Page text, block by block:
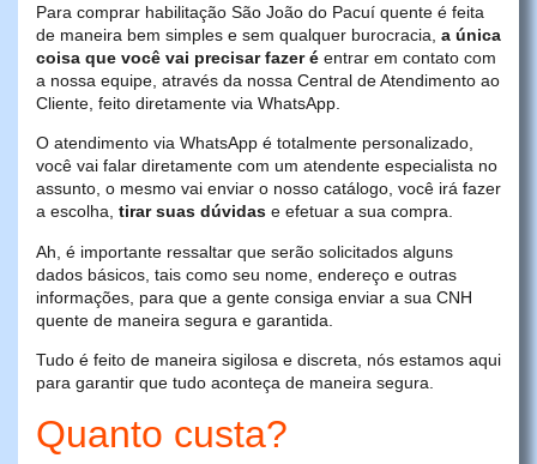
Para comprar habilitação São João do Pacuí quente é feita
de maneira bem simples e sem qualquer burocracia, a única
coisa que você vai precisar fazer é entrar em contato com
a nossa equipe, através da nossa Central de Atendimento ao
Cliente, feito diretamente via WhatsApp.
O atendimento via WhatsApp é totalmente personalizado,
você vai falar diretamente com um atendente especialista no
assunto, o mesmo vai enviar o nosso catálogo, você irá fazer
a escolha, tirar suas dúvidas e efetuar a sua compra.
Ah, é importante ressaltar que serão solicitados alguns
dados básicos, tais como seu nome, endereço e outras
informações, para que a gente consiga enviar a sua CNH
quente de maneira segura e garantida.
Tudo é feito de maneira sigilosa e discreta, nós estamos aqui
para garantir que tudo aconteça de maneira segura.
Quanto custa?